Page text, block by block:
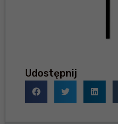
Udostępnij